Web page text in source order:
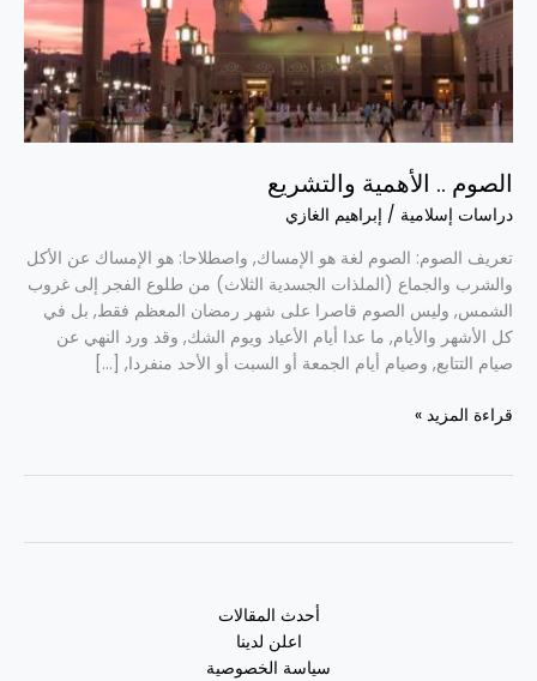
الصوم .. الأهمية والتشريع
دراسات إسلامية / إبراهيم الغازي
تعريف الصوم: الصوم لغة هو الإمساك, واصطلاحا: هو الإمساك عن الأكل
والشرب والجماع (الملذات الجسدية الثلاث) من طلوع الفجر إلى غروب
الشمس, وليس الصوم قاصرا على شهر رمضان المعظم فقط, بل في
كل الأشهر والأيام, ما عدا أيام الأعياد ويوم الشك, وقد ورد النهي عن
صيام التتابع, وصيام أيام الجمعة أو السبت أو الأحد منفردا, […]
قراءة المزيد »
أحدث المقالات
اعلن لدينا
سياسة الخصوصية